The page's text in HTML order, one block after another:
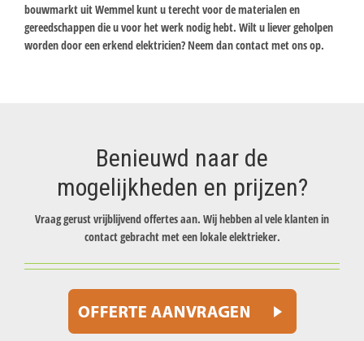
bouwmarkt uit Wemmel kunt u terecht voor de materialen en
gereedschappen die u voor het werk nodig hebt. Wilt u liever geholpen
worden door een erkend elektricien? Neem dan contact met ons op.
Benieuwd naar de
mogelijkheden en prijzen?
Vraag gerust vrijblijvend offertes aan. Wij hebben al vele klanten in
contact gebracht met een lokale elektrieker.